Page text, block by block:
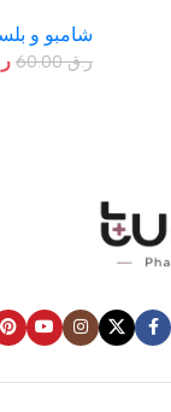
شامبو و
ر.ق60.00